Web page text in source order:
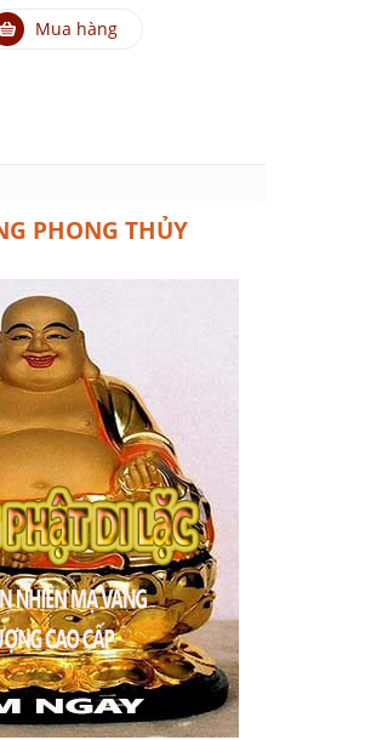
Mua hàng
PHONG THỦY